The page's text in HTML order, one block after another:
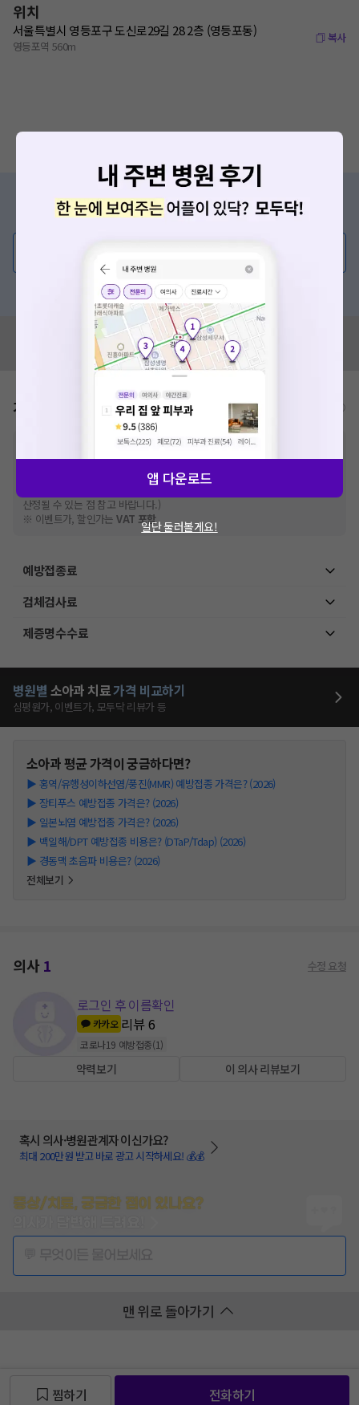
위치
서울특별시 영등포구 도신로29길 28 2층 (영등포동)
영등포역 560m
복사
증상/치료, 궁금한 점이 있나요?
의사가 직접 답해드려요!
혹은, 의료상담 서비스에 다양한 게시글 보러가기
혹시 잘못된 병원정보가 있나요?
모두닥 팀에 알려주세요!
가격표 비급여/급여 진료란?
추가비용 등으로 실제 가격과 상이할 수 있으니, 정확
한 가격은 해당 의료기관에 직접 문의해주세요.
건강보험심사평가원에 고지되어 있는 급여 진료 기준 가
격입니다. (진료와 연관된 복합적인 비용이 추가되어, 병원마다 금액이 다르게
산정될 수 있는 점 참고 바랍니다.)
※ 이벤트가, 할인가는VAT 포함
예방접종료
검체검사료
제증명수수료
병원별 소아과 치료가격 비교하기
심평원가, 이벤트가, 모두닥 리뷰가 등
소아과평균 가격이 궁금하다면?
▶ 홍역/유행성이하선염/풍진(MMR) 예방접종 가격은? (2026)
▶ 장티푸스 예방접종 가격은? (2026)
▶ 일본뇌염 예방접종 가격은? (2026)
▶ 백일해/DPT 예방접종 비용은? (DTaP/Tdap) (2026)
▶ 경동맥 초음파 비용은? (2026)
전체보기
의사1 수정 요청
로그인 후 이름확인
카카오 리뷰6
코로나19 예방접종(1)
약력보기 이 의사 리뷰보기
혹시 의사·병원관계자 이신가요?
최대 200만원 받고 바로 광고 시작하세요! 💰💰
증상/치료, 궁금한 점이 있나요?
맨 위로 돌아가기
찜하기 전화하기
앱 다운로드
일단 둘러볼게요!